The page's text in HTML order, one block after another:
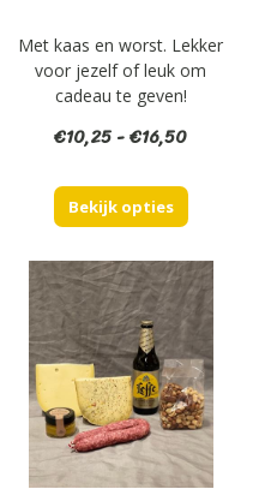
Met kaas en worst. Lekker
voor jezelf of leuk om
cadeau te geven!
€10,25-€16,50
tot
Bekijk opties